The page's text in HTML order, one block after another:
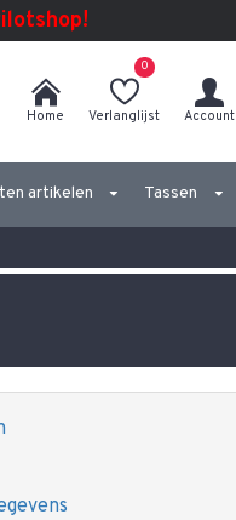
Home Verlanglijst
0
Account
artikelen Tassen